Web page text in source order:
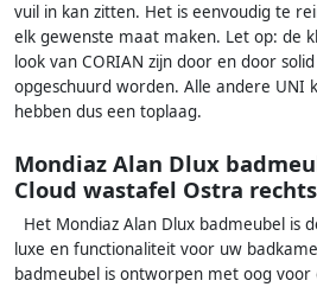
vuil in kan zitten. Het is eenvoudig te
elk gewenste maat maken. Let op: de
look van CORIAN zijn door en door
opgeschuurd worden. Alle andere UNI
hebben dus een toplaag.
Mondiaz Alan Dlux
Cloud wastafel Ostra
Het Mondiaz Alan Dlux badmeubel is
luxe en functionaliteit voor uw
badmeubel is ontworpen met oog